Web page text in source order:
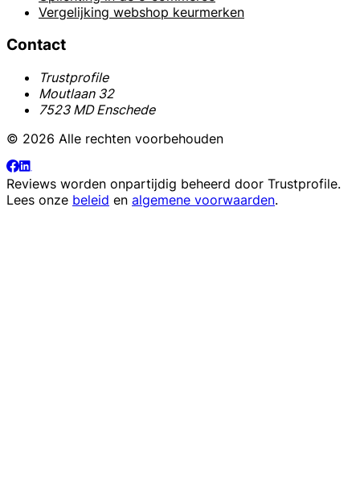
Vergelijking webshop keurmerken
Contact
Trustprofile
Moutlaan 32
7523 MD Enschede
© 2026 Alle rechten voorbehouden
Reviews worden onpartijdig beheerd door Trustprofile.
Lees onze beleid en algemene voorwaarden.